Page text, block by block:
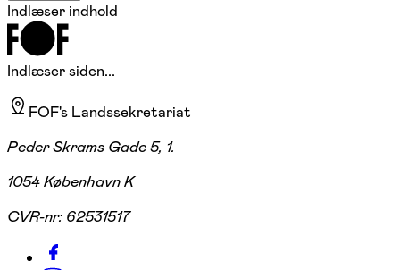
Indlæser indhold
Indlæser siden...
FOF's Landssekretariat
Peder Skrams Gade 5, 1.
1054 København K
CVR-nr: 62531517